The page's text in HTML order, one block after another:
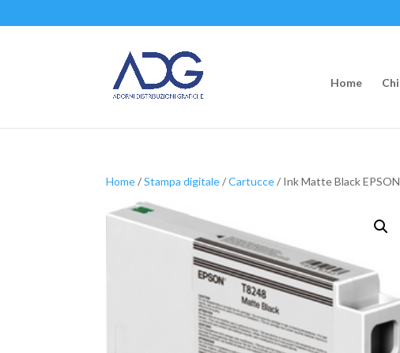
Home
Home/Stampa digitale/Cartucce/ Ink Matte Black